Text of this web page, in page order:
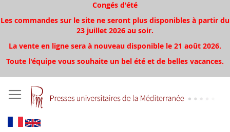
Congés d'été
Les commandes sur le site ne seront plus disponibles à partir du
23 juillet 2026 au soir.
La vente en ligne sera à nouveau disponible le 21 août 2026.
Toute l'équipe vous souhaite un bel été et de belles vacances.